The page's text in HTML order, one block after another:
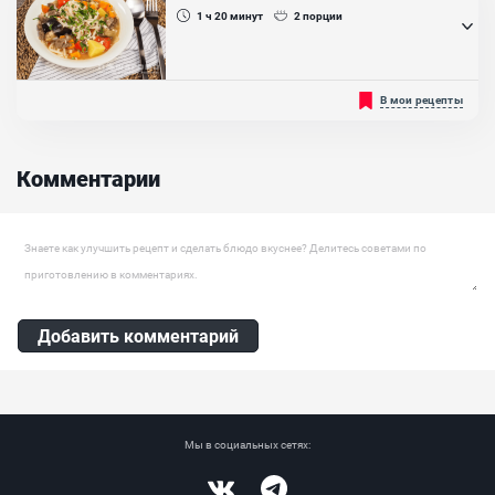
близких и особенно детей. Существует много вариантов...
Ингредиенты:
Рисовая мука, Сахарная пудра, Какао, Сыр сливочный, Бананы,
1 ч 20минут 2порции
Вкусное и сытное блюдо с мясом, овощами и лапшой. Его, как и
плов, готовят на больших торжествах, например, на свадьбе.
В мои рецепты
Комментарии
Оставить комментарий
Добавить комментарий
Мы в социальных сетях: